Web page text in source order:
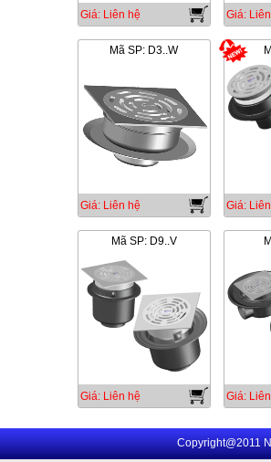
Giá: Liên hệ Giá:
Mã SP: D3..W
Giá: Liên hệ Giá:
Mã SP: D9..V
Giá: Liên hệ Giá:
Copyright@2011